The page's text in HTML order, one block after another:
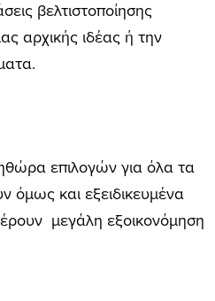
βελτιστοποίησης
αρχικής ιδέας ή την
επιλογών για όλα τα
όμως και εξειδικευμένα
μεγάλη εξοικονόμηση